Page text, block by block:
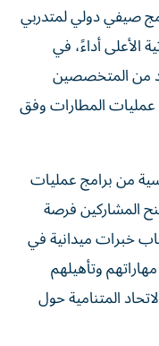
صيفي دولي لمتدربي
الأعلى أداءً، في
من المتخصصين
عمليات المطارات وفق
من برامج عمليات
المشاركين فرصة
خبرات ميدانية في
وتأهيلهم
المتنامية حول